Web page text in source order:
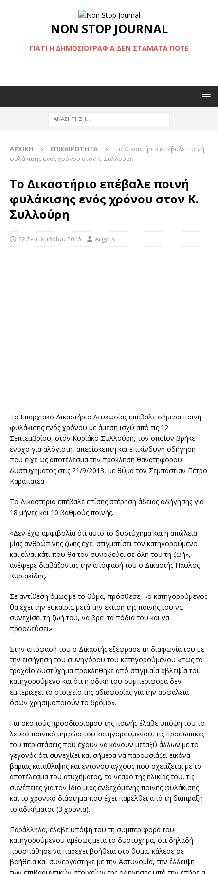
NON STOP JOURNAL
ΓΙΑΤΊ Η ΔΗΜΟΣΙΟΓΡΑΦΊΑ ΔΕΝ ΣΤΑΜΑΤΆ ΠΟΤΈ
ΑΡΧΙΚΉ ΕΠΙΚΑΙΡΌΤΗΤΑ
Το Δικαστήριο επέβαλε ποινή
φυλάκισης ενός χρόνου στον Κ. Συλλούρη
Το Δικαστήριο επέβαλε ποινή
φυλάκισης ενός χρόνου στον Κ.
Συλλούρη
22 Σεπτεμβρίου 2016 Argyris
Το Επαρχιακό Δικαστήριο Λευκωσίας επέβαλε σήμερα ποινή
φυλάκισης ενός χρόνου με άμεση ισχύ από τις 12
Σεπτεμβρίου, στον Κυριάκο Συλλούρη, τον οποίον βρήκε
ένοχο για αλόγιστη, απερίσκεπτη και επικίνδυνη οδήγηση
που είχε ως αποτέλεσμα την πρόκληση θανατηφόρου
δυστυχήματος στις 21/9/2013, με θύμα τον Σεμπάστιαν Πέτρο
Καραπατέα.
Το Δικαστήριο επέβαλε επίσης στέρηση άδειας οδήγησης για
18 μήνες και 10 βαθμούς ποινής.
«Δεν έχω αμφιβολία ότι αυτό το δυστύχημα και η απώλεια
μίας ανθρώπινης ζωής έχει στιγματίσει τον κατηγορούμενο
και είναι κάτι που θα τον συνοδεύει σε όλη του τη ζωή»,
ανέφερε διαβάζοντας την απόφασή του ο Δικαστής Παύλος
Κυριακίδης.
Σε αντίθεση όμως με το θύμα, πρόσθεσε, «ο κατηγορούμενος
θα έχει την ευκαιρία μετά την έκτιση της ποινής του να
συνεχίσει τη ζωή του, να βρει τα πόδια του και να
προοδεύσει».
Στην απόφασή του ο Δικαστής εξέφρασε τη διαφωνία του με
την εισήγηση του συνηγόρου του κατηγορούμενου «πως το
τροχαίο δυστύχημα προκλήθηκε από στιγμιαία αβλεψία του
κατηγορούμενο και ότι η οδική του συμπεριφορά δεν
εμπεριέχει το στοιχείο της αδιαφορίας για την ασφάλεια
όσων χρησιμοποιούν το δρόμο».
Για σκοπούς προσδιορισμού της ποινής έλαβε υπόψη του το
λευκό ποινικό μητρώο του κατηγορούμενου, τις προσωπικές
του περιστάσεις που έχουν να κάνουν μεταξύ άλλων με το
γεγονός ότι συνεχίζει και σήμερα να παρουσιάζει εικόνα
βαριάς κατάθλιψης και έντονου άγχους που σχετίζεται με το
αποτέλεσμα του ατυχήματος, το νεαρό της ηλικίας του, τις
συνέπειες για τον ίδιο μιας ενδεχόμενης ποινής φυλάκισης
και το χρονικό διάστημα που έχει παρέλθει από τη διάπραξη
το αδικήματος (3 χρόνια).
Παράλληλα, έλαβε υπόψη του τη συμπεριφορά του
κατηγορούμενου αμέσως μετά το δυστύχημα, ότι δηλαδή
προσπάθησε να παρέχει βοήθεια στο θύμα, κάλεσε σε
βοήθεια και συνεργάστηκε με την Αστυνομία, την έλλειψη